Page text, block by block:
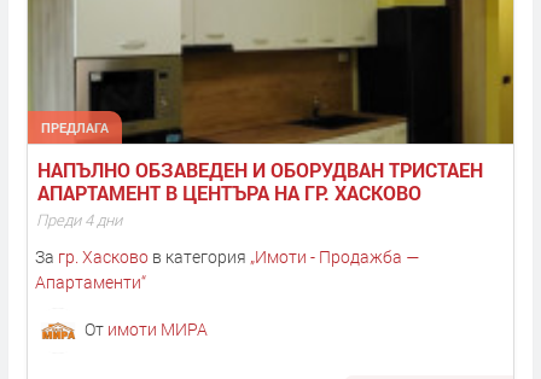
ПРЕДЛАГА
НАПЪЛНО ОБЗАВЕДЕН И ОБОРУДВАН ТРИСТАЕН
АПАРТАМЕНТ В ЦЕНТЪРА НА ГР. ХАСКОВО
Преди 4 дни
За гр. Хасковов категория „Имоти - Продажба —
Апартаменти“
От имоти МИРА